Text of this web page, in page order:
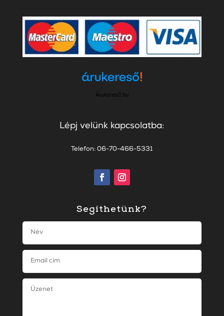
Árukereső.hu
Lépj velünk kapcsolatba:
Telefon: 06-70-466-5331
Segíthetünk?